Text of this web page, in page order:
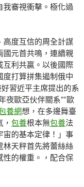
我審視衝擊。極化過
高度互信的周全計謀
國元首共鳴，連續親
互利共贏。以後國際
度打算拼集遏制俄中
習近平主席提出的系
夜歐亞伙伴關系”“歐
養網想，在多邊舞臺
包養根本無包養法
宙的基本定律！」事
天秤首先將蕾絲絲
性的權重。，配合保